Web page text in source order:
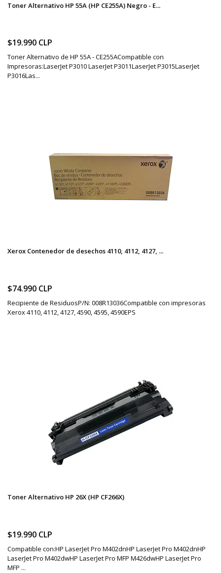
Toner Alternativo HP 55A (HP CE255A) Negro - E...
$19.990 CLP
Toner Alternativo de HP 55A - CE255ACompatible con
Impresoras:LaserJet P3010 LaserJet P3011LaserJet P3015LaserJet
P3016Las...
Xerox Contenedor de desechos 4110, 4112, 4127, ...
$74.990 CLP
Recipiente de ResiduosP/N: 008R13036Compatible con impresoras
Xerox 4110, 4112, 4127, 4590, 4595, 4590EPS
Toner Alternativo HP 26X (HP CF266X)
$19.990 CLP
Compatible con:HP LaserJet Pro M402dnHP LaserJet Pro M402dnHP
LaserJet Pro M402dwHP LaserJet Pro MFP M426dwHP LaserJet Pro
MFP ...